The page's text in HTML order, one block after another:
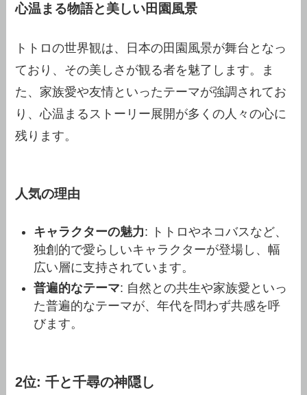
心温まる物語と美しい田園風景
トトロの世界観は、日本の田園風景が舞台となっ
ており、その美しさが観る者を魅了します。ま
た、家族愛や友情といったテーマが強調されてお
り、心温まるストーリー展開が多くの人々の心に
残ります。
人気の理由
キャラクターの魅力: トトロやネコバスなど、
独創的で愛らしいキャラクターが登場し、幅
広い層に支持されています。
普遍的なテーマ: 自然との共生や家族愛といっ
た普遍的なテーマが、年代を問わず共感を呼
びます。
2位: 千と千尋の神隠し